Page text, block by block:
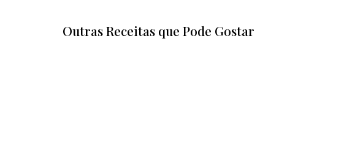
Outras Receitas que Pode Gostar